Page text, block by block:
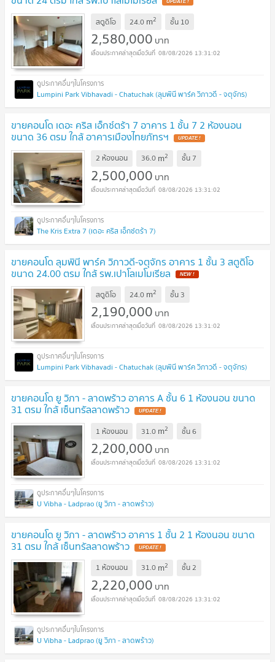
UPDATE !
สตูดิโอ 24.0 m2 ชั้น 10
2,580,000 บาท
08/08/2026 13:31:02
Lumpini Park Vibhavadi - Chatuchak (ลุมพินี พาร์ค วิภาวดี - จตุจักร)
ขายคอนโด เดอะ คริส เอ็กซ์ตร้า 7 อาคาร 1 ชั้น 7 2 ห้องนอน
ขนาด 36 ตรม ใกล้ อาคารเมืองไทยภัทรฯ UPDATE !
2 ห้องนอน 36.0 m2 ชั้น 7
2,500,000 บาท
08/08/2026 13:31:02
The Kris Extra 7 (เดอะ คริส เอ็กซ์ตร้า 7)
ขายคอนโด ลุมพินี พาร์ค วิภาวดี-จตุจักร อาคาร 1 ชั้น 3 สตูดิโอ
ขนาด 24.00 ตรม ใกล้ รพ.เปาโลเมโมเรียล NEW !
สตูดิโอ 24.0 m2 ชั้น 3
2,190,000 บาท
08/08/2026 13:31:02
Lumpini Park Vibhavadi - Chatuchak (ลุมพินี พาร์ค วิภาวดี - จตุจักร)
ขายคอนโด ยู วิภา - ลาดพร้าว อาคาร A ชั้น 6 1 ห้องนอน ขนาด
31 ตรม ใกล้ เซ็นทรัลลาดพร้าว UPDATE !
1 ห้องนอน 31.0 m2 ชั้น6
2,200,000 บาท
08/08/2026 13:31:02
U Vibha - Ladprao (ยู วิภา - ลาดพร้าว)
ขายคอนโด ยู วิภา - ลาดพร้าว อาคาร 1 ชั้น 2 1 ห้องนอน ขนาด
31 ตรม ใกล้ เซ็นทรัลลาดพร้าว UPDATE !
1 ห้องนอน 31.0 m2 ชั้น2
2,220,000 บาท
08/08/2026 13:31:02
U Vibha - Ladprao (ยู วิภา - ลาดพร้าว)